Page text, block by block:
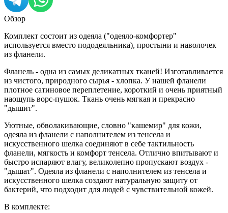
Обзор
Комплект состоит из одеяла ("одеяло-комфортер"
используется вместо пододеяльника), простыни и наволочек
из фланели.
Фланель - одна из самых деликатных тканей! Изготавливается
из чистого, природного сырья - хлопка. У нашей фланели
плотное сатиновое переплетение, короткий и очень приятный
наощупь ворс-пушок. Ткань очень мягкая и прекрасно
"дышит".
Уютные, обволакивающие, словно "кашемир" для кожи,
одеяла из фланели с наполнителем из тенсела и
искусственного шелка соединяют в себе тактильность
фланели, мягкость и комфорт тенсела. Отлично впитывают и
быстро испаряют влагу, великолепно пропускают воздух -
"дышат". Одеяла из фланели с наполнителем из тенсела и
искусственного шелка создают натуральную защиту от
бактерий, что подходит для людей с чувствительной кожей.
В комплекте: